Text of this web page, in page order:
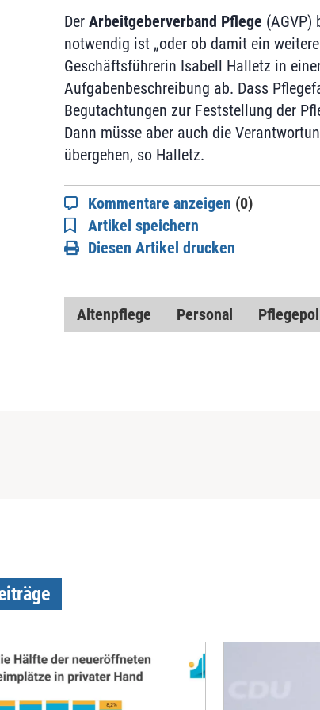
Der Arbeitgeberverband Pflege (AGVP)
notwendig ist „oder ob damit ein
Geschäftsführerin Isabell Halletz in
Aufgabenbeschreibung ab. Dass
Begutachtungen zur Feststellung der
Dann müsse aber auch die
übergehen, so Halletz.
Kommentare anzeigen (0)
Artikel speichern
Diesen Artikel drucken
Altenpflege Personal